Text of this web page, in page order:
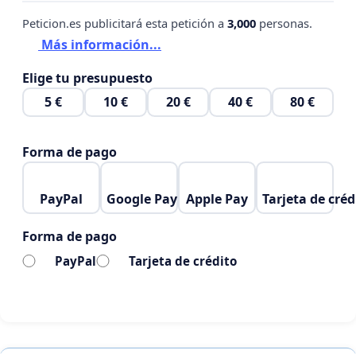
Peticion.es publicitará esta petición a 3,000 personas.
Más información...
Elige tu presupuesto
5 €
10 € 20 € 40 € 80 €
Forma de pago
PayPal Google Pay Apple Pay Tarjeta de
Forma de pago
PayPal Tarjeta de crédito